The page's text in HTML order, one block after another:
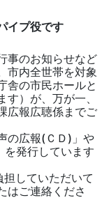
イプ役です
事のお知らせなど
市内全世帯を対象
舎の市民ホールと
）が、万が一、
広報広聴係までご
の広報(ＣＤ)」や
を発行しています
していただいて
はご連絡くださ